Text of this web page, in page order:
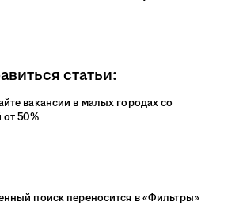
статьи:
вакансии в малых городах со
50%
поиск переносится в «Фильтры»